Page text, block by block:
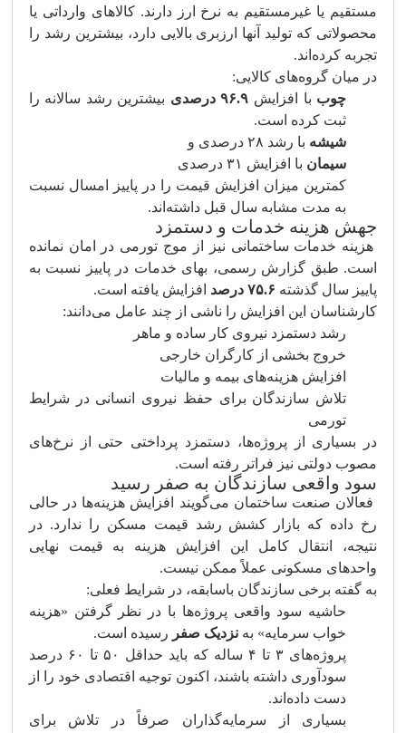
مستقیم یا غیرمستقیم به نرخ ارز دارند. کالاهای وارداتی یا
محصولاتی که تولید آنها ارزبری بالایی دارد، بیشترین رشد را
تجربه کرده‌اند.
در میان گروه‌های کالایی:
چوب با افزایش ۹۶.۹ درصدی
بیشترین رشد سالانه را
ثبت کرده است.
شیشه با رشد ۲۸ درصدی و
سیمان با افزایش ۳۱ درصدی
کمترین میزان افزایش قیمت را در پاییز امسال نسبت
به مدت مشابه سال قبل داشته‌اند.
جهش هزینه خدمات و دستمزد
هزینه خدمات ساختمانی نیز از موج تورمی در امان نمانده
است. طبق گزارش رسمی، بهای خدمات در پاییز نسبت به
پاییز سال گذشته ۷۵.۶ درصد
افزایش یافته است.
کارشناسان این افزایش را ناشی از چند عامل می‌دانند:
رشد دستمزد نیروی کار ساده و ماهر
خروج بخشی از کارگران خارجی
افزایش هزینه‌های بیمه و مالیات
تلاش سازندگان برای حفظ نیروی انسانی در شرایط
تورمی
در بسیاری از پروژه‌ها، دستمزد پرداختی حتی از نرخ‌های
مصوب دولتی نیز فراتر رفته است.
سود واقعی سازندگان به صفر رسید
فعالان صنعت ساختمان می‌گویند افزایش هزینه‌ها در حالی
رخ داده که بازار کشش رشد قیمت مسکن را ندارد. در
نتیجه، انتقال کامل این افزایش هزینه به قیمت نهایی
واحدهای مسکونی عملاً ممکن نیست.
به گفته برخی سازندگان باسابقه، در شرایط فعلی:
حاشیه سود واقعی پروژه‌ها با در نظر گرفتن «هزینه
خواب سرمایه» به نزدیک صفر رسیده است.
پروژه‌های ۳ تا ۴ ساله که باید حداقل ۵۰ تا ۶۰ درصد
سودآوری داشته باشند، اکنون توجیه اقتصادی خود را از
دست داده‌اند.
بسیاری از سرمایه‌گذاران صرفاً در تلاش برای